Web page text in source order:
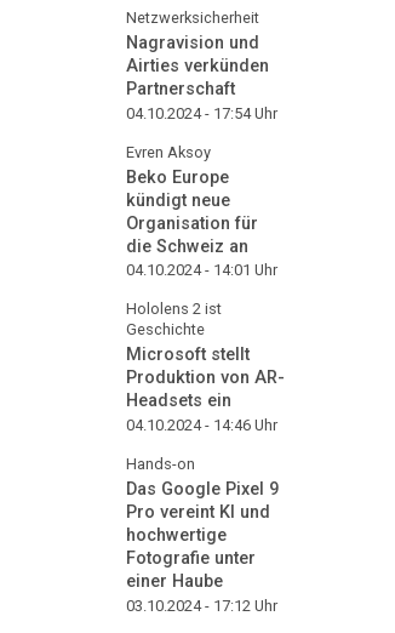
Netzwerksicherheit
Nagravision und
Airties verkünden
Partnerschaft
04.10.2024 - 17:54Uhr
Evren Aksoy
Beko Europe
kündigt neue
Organisation für
die Schweiz an
04.10.2024 - 14:01 Uhr
Hololens 2 ist
Geschichte
Microsoft stellt
Produktion von AR-
Headsets ein
04.10.2024 - 14:46 Uhr
Hands-on
Das Google Pixel 9
Pro vereint KI und
hochwertige
Fotografie unter
einer Haube
03.10.2024 - 17:12 Uhr